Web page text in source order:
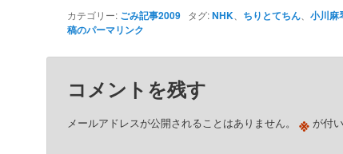
カテゴリー: ごみ記事2009タグ:NHK ちりとてちん、 小川麻
稿のパーマリンク
コメントを残す
メールアドレスが公開されることはありません。 ※が付